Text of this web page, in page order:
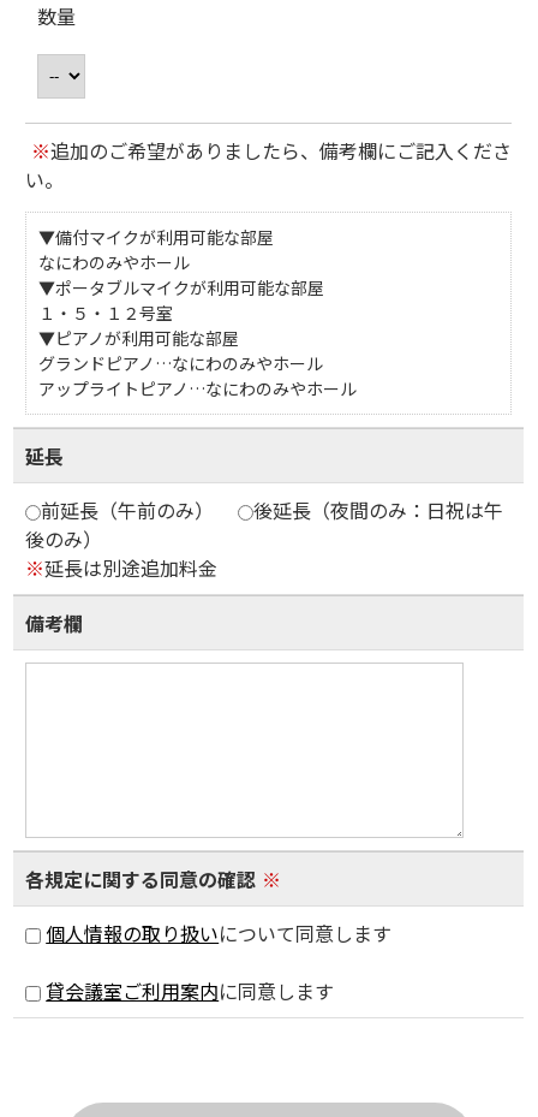
数量
※追加のご希望がありましたら、備考欄にご記入くださ
い。
▼備付マイクが利用可能な部屋
なにわのみやホール
▼ポータブルマイクが利用可能な部屋
１・５・１２号室
▼ピアノが利用可能な部屋
グランドピアノ…なにわのみやホール
アップライトピアノ…なにわのみやホール
延長
前延長（午前のみ）
後延長（夜間のみ：日祝は午
後のみ）
※延長は別途追加料金
備考欄
各規定に関する同意の確認 ※
個人情報の取り扱いについて同意します
貸会議室ご利用案内に同意します